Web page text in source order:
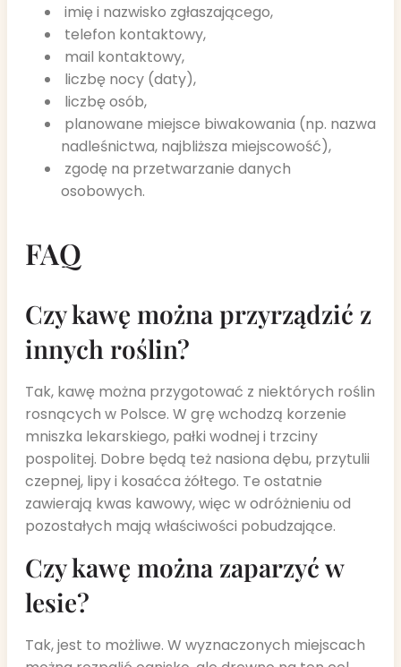
imię i nazwisko zgłaszającego,
telefon kontaktowy,
mail kontaktowy,
liczbę nocy (daty),
liczbę osób,
planowane miejsce biwakowania (np. nazwa
nadleśnictwa, najbliższa miejscowość),
zgodę na przetwarzanie danych
osobowych.
FAQ
Czy kawę można przyrządzić z
innych roślin?
Tak, kawę można przygotować z niektórych roślin
rosnących w Polsce. W grę wchodzą korzenie
mniszka lekarskiego, pałki wodnej i trzciny
pospolitej. Dobre będą też nasiona dębu, przytulii
czepnej, lipy i kosaćca żółtego. Te ostatnie
zawierają kwas kawowy, więc w odróżnieniu od
pozostałych mają właściwości pobudzające.
Czy kawę można zaparzyć w
lesie?
Tak, jest to możliwe. W wyznaczonych miejscach